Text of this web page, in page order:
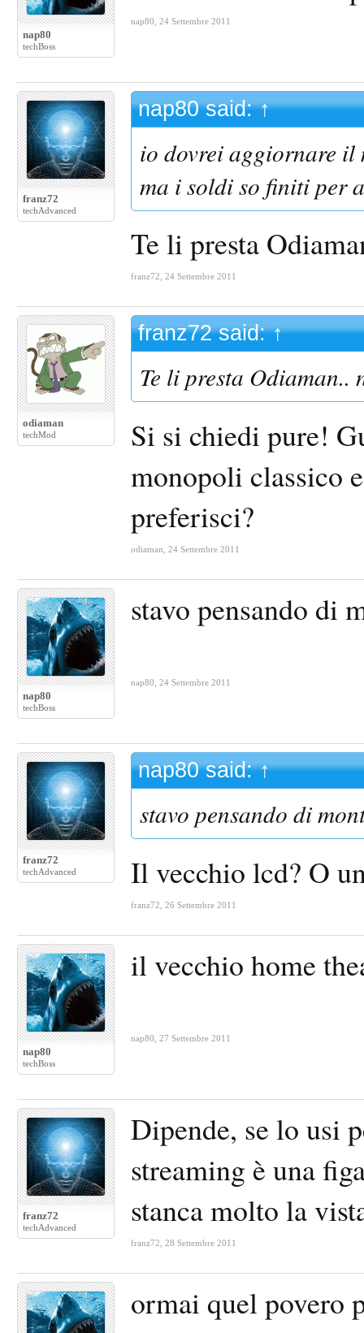
nap80
techBoss
nap80 24 Settembre 2011
franz72
techAdvanced
nap80 said:↑
io dovrei aggiornare
ma i soldi so finiti per
Te li presta
franz72 24 Settembre 2011
odiaman
techMod
franz72 said:↑
Te li presta Odiaman..
Si si chiedi pure!
monopoli classico
preferisci?
odiaman 24 Settembre 2011
nap80
techBoss
stavo pensando di
nap80 24 Settembre 2011
franz72
techAdvanced
nap80 said:↑
stavo pensando di
Il vecchio lcd? O
franz72 26 Settembre 2011
nap80
techBoss
il vecchio home
nap80 27 Settembre 2011
franz72
techAdvanced
Dipende, se lo usi
streaming è una
stanca molto la
franz72 28 Settembre 2011
ormai quel povero